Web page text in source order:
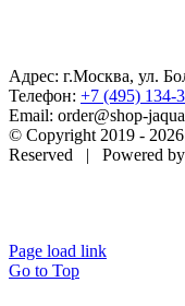
Адрес: г.Москва, ул.
Телефон: +7 (495) 134-
Email: order@shop-
© Copyright 2019 -
Reserved | Powered by
Page load link
Go to Top